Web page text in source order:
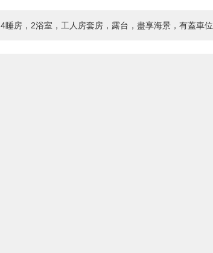
4睡房，2浴室，工人房套房，露台，盡享海景，有蓋車位